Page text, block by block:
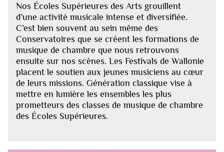
Nos Écoles Supérieures des Arts grouillent
d’une activité musicale intense et diversifiée.
C’est bien souvent au sein même des
Conservatoires que se créent les formations de
musique de chambre que nous retrouvons
ensuite sur nos scènes. Les Festivals de Wallonie
placent le soutien aux jeunes musiciens au cœur
de leurs missions. Génération classique vise à
mettre en lumière les ensembles les plus
prometteurs des classes de musique de chambre
des Écoles Supérieures.